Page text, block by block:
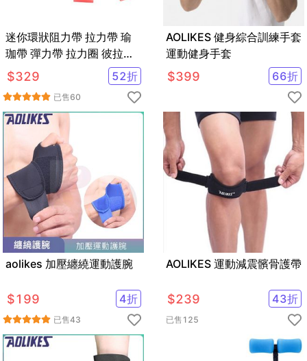
迷你環狀阻力帶 拉力帶 瑜
珈帶 彈力帶 拉力圈 彼拉提
斯帶 1入5條加收納袋
$329 52折
已售60
AOLIKES 健身綜合訓練手套
運動健身手套
$399 66折
aolikes 加壓纏繞運動護腕
$199 4折
已售43
AOLIKES 運動減震髕骨護帶
$239 43折
已售 125